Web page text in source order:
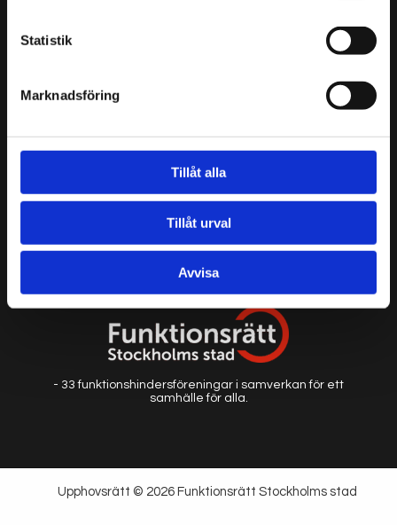
Statistik
Marknadsföring
Tillåt alla
Tillåt urval
Avvisa
Funktionsrätt Stockholms stad
Telefon:08-3005 35
Personuppgifter/cookies
Vår kanal på Youtube
- 33 funktionshindersföreningar i samverkan för ett
samhälle för alla.
Upphovsrätt © 2026 Funktionsrätt Stockholms stad